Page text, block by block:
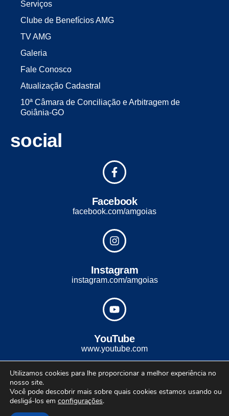
Serviços
Clube de Benefícios AMG
TV AMG
Galeria
Fale Conosco
Atualização Cadastral
10ª Câmara de Conciliação e Arbitragem de
Goiânia-GO
social
Facebook
facebook.com/amgoias
Instagram
instagram.com/amgoias
YouTube
www.youtube.com
2022 - Todos os direitos reservados. Desenvolvido com ♡ por
Conexão Soluções Corporativas
Utilizamos cookies para lhe proporcionar a melhor experiência no
nosso site.
Você pode descobrir mais sobre quais cookies estamos usando ou
desligá-los em configurações.